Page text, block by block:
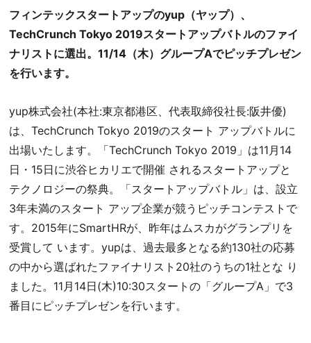
フィンテックスタートアップのyup（ヤップ）、
TechCrunch Tokyo 2019スタートアップバトルのファイ
ナリストに選出。11/14（木）グループAでピッチプレゼン
を行います。
yup株式会社(本社:東京都港区、代表取締役社長:阪井優)
は、TechCrunch Tokyo 2019のスタート アップバトルに
出場いたします。「TechCrunch Tokyo 2019」は11月14
日・15日に渋谷ヒカリエで開催 されるスタートアップと
テクノロジーの祭典。「スタートアップバトル」は、設立
3年未満のスタート アップ企業が競うピッチコンテストで
す。2015年にSmartHRが、昨年はムスカがグランプリを
受賞して います。yupは、過去最多となる約130社の応募
の中から選ばれたファイナリスト20社のうちの1社とな り
ました。11月14日(木)10:30スタートの「グループA」で3
番目にピッチプレゼンを行います。